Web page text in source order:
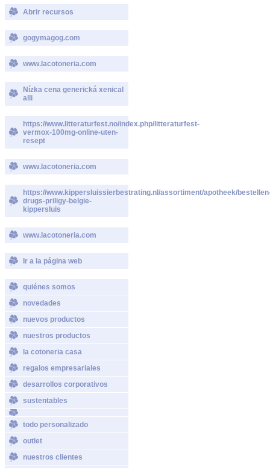
Abrir recursos
gogymagog.com
www.lacotoneria.com
Nízka cena generická xenical
alli
https://www.litteraturfest.no/index.php/litteraturfest-
vermox-100mg-online-uten-
resept
www.lacotoneria.com
https://www.kippersluissierbestrating.nl/assortiment/apotheek/
drugs-priligy-belgie-
kippersluis
www.lacotoneria.com
Ir a la página web
quiénes somos
novedades
nuevos productos
nuestros productos
la cotoneria casa
regalos empresariales
desarrollos corporativos
sustentables
todo personalizado
outlet
nuestros clientes